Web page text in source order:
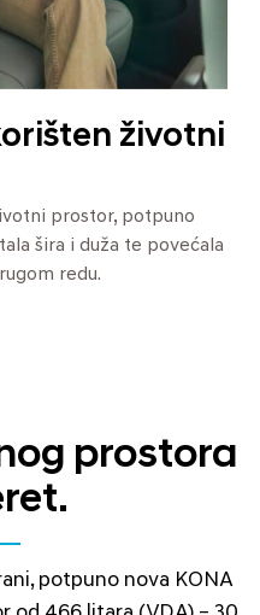
životni
prostor, potpuno
šira i duža te povećala
redu.
prostora
potpuno nova KONA